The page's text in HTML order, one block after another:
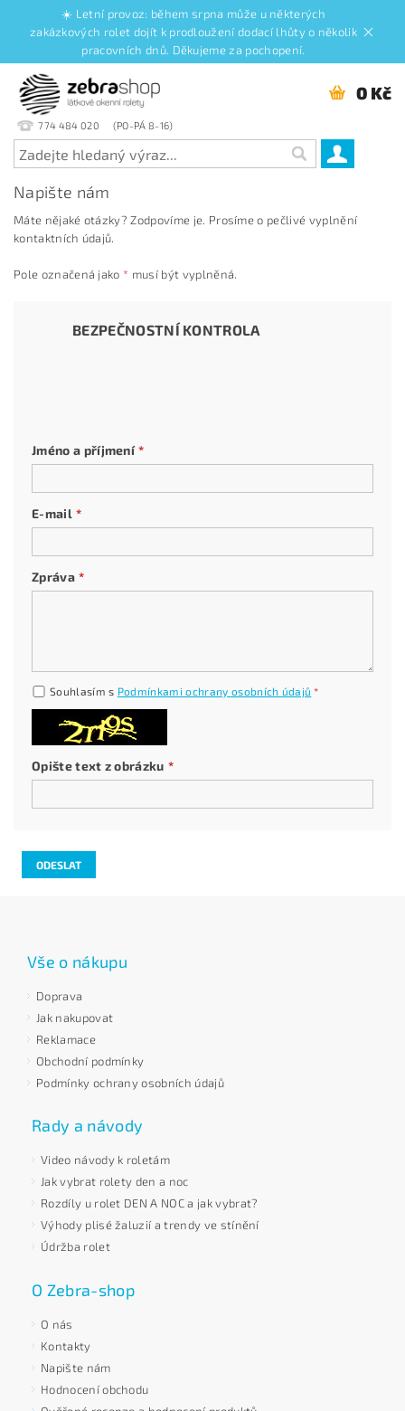
☀️ Letní provoz: během srpna může u některých
zakázkových rolet dojít k prodloužení dodací lhůty o několik
pracovních dnů. Děkujeme za pochopení.
774 484 020
0 Kč
Napište nám
Máte nějaké otázky? Zodpovíme je. Prosíme o pečlivé vyplnění
kontaktních údajů.
Pole označená jako * musí být vyplněná.
BEZPEČNOSTNÍ KONTROLA
Jméno a příjmení
E-mail
Zpráva
Souhlasím s Podmínkami ochrany osobních údajů
Opište text z obrázku
Vše o nákupu
Doprava
Jak nakupovat
Reklamace
Obchodní podmínky
Podmínky ochrany osobních údajů
Rady a návody
Video návody k roletám
Jak vybrat rolety den a noc
Rozdíly u rolet DEN A NOC a jak vybrat?
Výhody plisé žaluzií a trendy ve stínění
Údržba rolet
O Zebra-shop
O nás
Kontakty
Napište nám
Hodnocení obchodu